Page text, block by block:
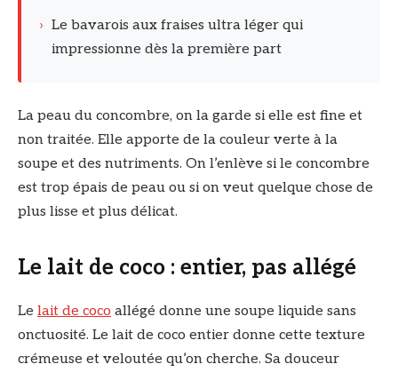
› Le bavarois aux fraises ultra léger qui
impressionne dès la première part
La peau du concombre, on la garde si elle est fine et
non traitée. Elle apporte de la couleur verte à la
soupe et des nutriments. On l’enlève si le concombre
est trop épais de peau ou si on veut quelque chose de
plus lisse et plus délicat.
Le lait de coco : entier, pas allégé
Le lait de coco allégé donne une soupe liquide sans
onctuosité. Le lait de coco entier donne cette texture
crémeuse et veloutée qu’on cherche. Sa douceur